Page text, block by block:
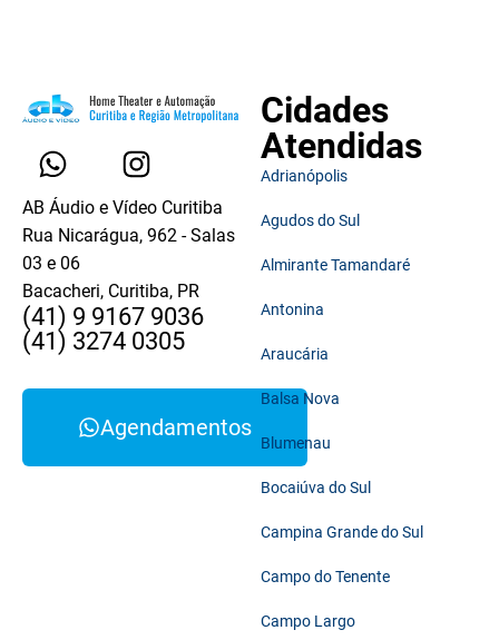
AB Áudio e Vídeo Curitiba
Rua Nicarágua, 962 - Salas
03 e 06
Bacacheri, Curitiba, PR
(41) 9 9167 9036
(41) 3274 0305
Agendamentos
Cidades
Atendidas
Adrianópolis
Agudos do Sul
Almirante Tamandaré
Antonina
Araucária
Balsa Nova
Blumenau
Bocaiúva do Sul
Campina Grande do Sul
Campo do Tenente
Campo Largo